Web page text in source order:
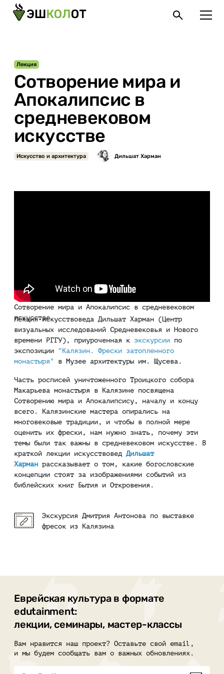
Сотворение мира и
Апокалипсис в
средневековом
искусстве
Лекция
Искусство и архитектура
Сотворение мира и Апокалипсис в средневековом
искусстве
Лекция искусствоведа Дильшат Харман (Центр
визуальных исследований Средневековья и Нового
времени РГГУ), приуроченная к экскурсии по
экспозиции
"Калязин. Фрески затопленного
монастыря" в Музее архитектуры им. Щусева.
Часть росписей уничтоженного Троицкого собора
Макарьева монастыря в Калязине посвящена
Сотворению мира и Апокалипсису, началу и концу
всего. Калязинские мастера опирались на
многовековые традиции, и чтобы в полной мере
оценить их фрески, нам нужно знать, почему эти
темы были так важны в средневековом искусстве. В
краткой лекции искусствовед Дильшат
Харман рассказывает о том, какие богословские
концепции стоят за изображениями событий из
библейских книг Бытия и Откровения.
Экскурсия Дмитрия Антонова по выставке
фресок из Калязина
Еврейская культура в формате
edutainment:
лекции, семинары, мастер-классы
Вам нравится наш проект? Оставьте свой email,
и мы будем сообщать вам о важных обновлениях.